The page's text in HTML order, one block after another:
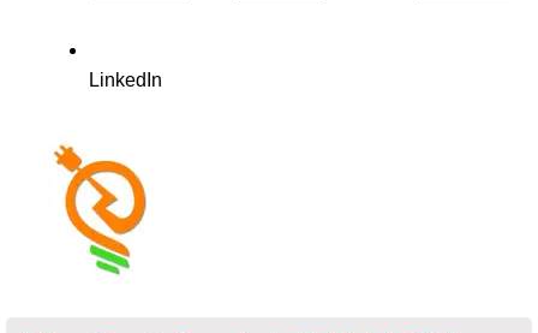
LinkedIn